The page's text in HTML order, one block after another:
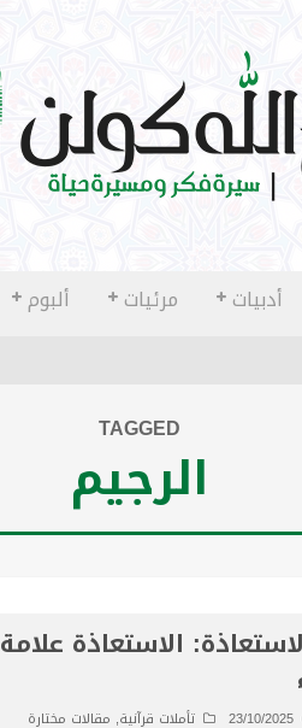
أدبيات مرئيات ألبوم
TAGGED
الرجيم
الاستعاذة علامة
23/10/2025 تأملات قرآنية, مقالات مختارة